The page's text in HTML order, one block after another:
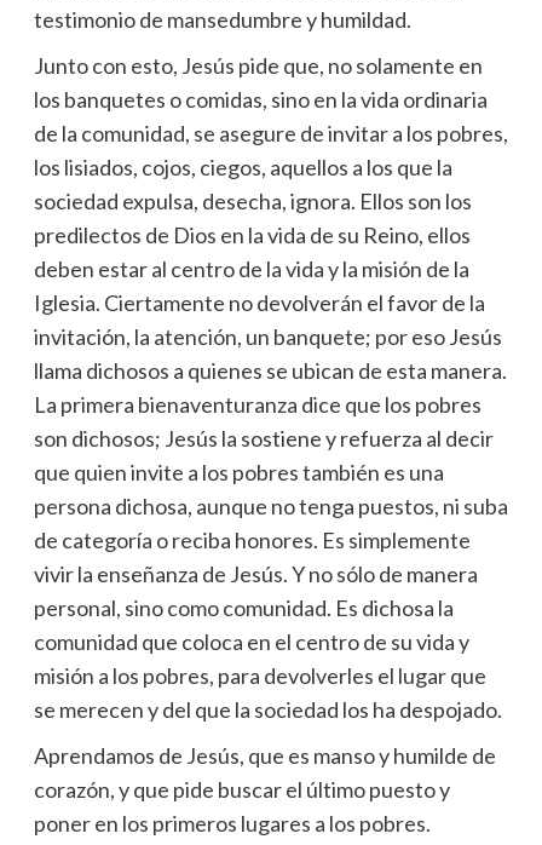
testimonio de mansedumbre y humildad.
Junto con esto, Jesús pide que, no solamente en
los banquetes o comidas, sino en la vida ordinaria
de la comunidad, se asegure de invitar a los pobres,
los lisiados, cojos, ciegos, aquellos a los que la
sociedad expulsa, desecha, ignora. Ellos son los
predilectos de Dios en la vida de su Reino, ellos
deben estar al centro de la vida y la misión de la
Iglesia. Ciertamente no devolverán el favor de la
invitación, la atención, un banquete; por eso Jesús
llama dichosos a quienes se ubican de esta manera.
La primera bienaventuranza dice que los pobres
son dichosos; Jesús la sostiene y refuerza al decir
que quien invite a los pobres también es una
persona dichosa, aunque no tenga puestos, ni suba
de categoría o reciba honores. Es simplemente
vivir la enseñanza de Jesús. Y no sólo de manera
personal, sino como comunidad. Es dichosa la
comunidad que coloca en el centro de su vida y
misión a los pobres, para devolverles el lugar que
se merecen y del que la sociedad los ha despojado.
Aprendamos de Jesús, que es manso y humilde de
corazón, y que pide buscar el último puesto y
poner en los primeros lugares a los pobres.